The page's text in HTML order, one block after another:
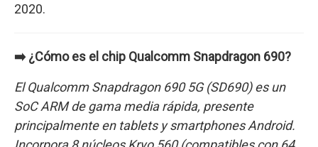
2020.
➡️ ¿Cómo es el chip Qualcomm Snapdragon 690?
El Qualcomm Snapdragon 690 5G (SD690) es un
SoC ARM de gama media rápida, presente
principalmente en tablets y smartphones Android.